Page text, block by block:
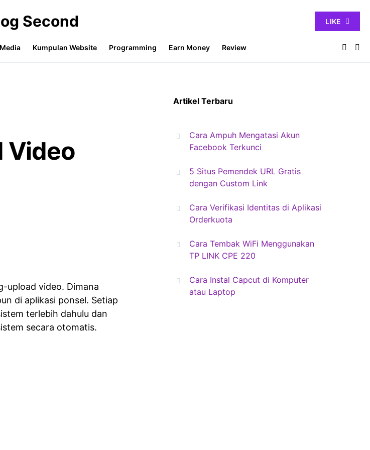
Second LIKE
Kumpulan Website Programming Earn Money Review
Video
upload video. Dimana
di aplikasi ponsel. Setiap
terlebih dahulu dan
secara otomatis.
Artikel Terbaru
Cara Ampuh Mengatasi Akun
Facebook Terkunci
5 Situs Pemendek URL Gratis
dengan Custom Link
Cara Verifikasi Identitas di Aplikasi
Orderkuota
Cara Tembak WiFi Menggunakan
TP LINK CPE 220
Cara Instal Capcut di Komputer
atau Laptop